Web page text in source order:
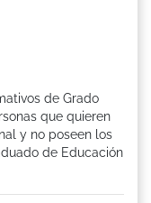
de Grado
que quieren
y no poseen los
de Educación